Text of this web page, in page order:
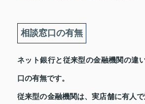
相談窓口の有無
ネット銀行と従来型の金融機関の違
口の有無です。
従来型の金融機関は、実店舗に有人